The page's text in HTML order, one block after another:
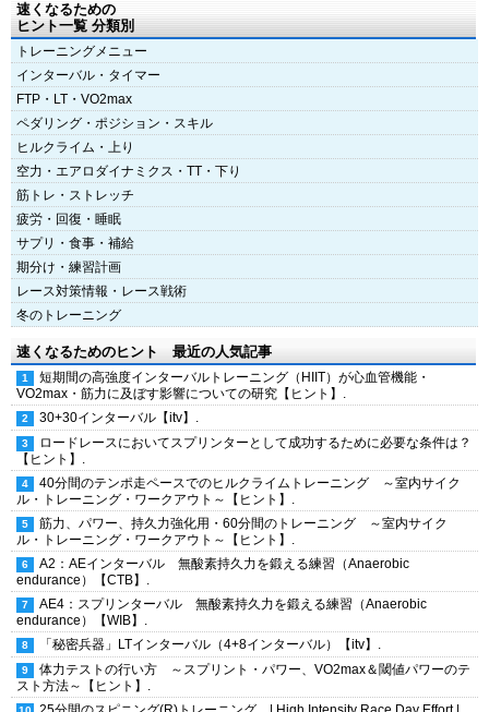
速くなるための
ヒント一覧 分類別
トレーニングメニュー
インターバル・タイマー
FTP・LT・VO2max
ペダリング・ポジション・スキル
ヒルクライム・上り
空力・エアロダイナミクス・TT・下り
筋トレ・ストレッチ
疲労・回復・睡眠
サプリ・食事・補給
期分け・練習計画
レース対策情報・レース戦術
冬のトレーニング
速くなるためのヒント 最近の人気記事
短期間の高強度インターバルトレーニング（HIIT）が心血管機能・
VO2max・筋力に及ぼす影響についての研究【ヒント】.
30+30インターバル【itv】.
ロードレースにおいてスプリンターとして成功するために必要な条件は？
【ヒント】.
40分間のテンポ走ペースでのヒルクライムトレーニング ～室内サイク
ル・トレーニング・ワークアウト～【ヒント】.
筋力、パワー、持久力強化用・60分間のトレーニング ～室内サイク
ル・トレーニング・ワークアウト～【ヒント】.
A2：AEインターバル 無酸素持久力を鍛える練習（Anaerobic
endurance）【CTB】.
AE4：スプリンターバル 無酸素持久力を鍛える練習（Anaerobic
endurance）【WIB】.
「秘密兵器」LTインターバル（4+8インターバル）【itv】.
体力テストの行い方 ～スプリント・パワー、VO2max＆閾値パワーのテ
スト方法～【ヒント】.